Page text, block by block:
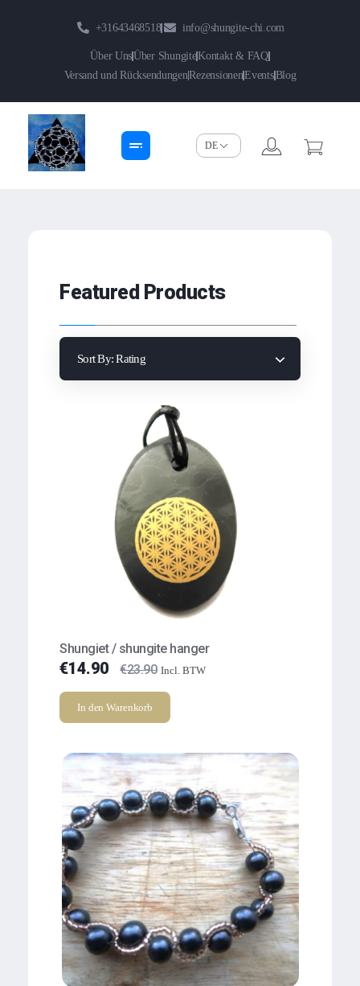
+31643468518 info@shungite-chi.com
Über UnsÜber ShungiteKontakt & FAQ
Versand und RücksendungenRezensionenEventsBlog
Featured Products
Sort By:Rating
Shungiet / shungite hanger
€14.90 €23.90 Incl. BTW
In den Warenkorb